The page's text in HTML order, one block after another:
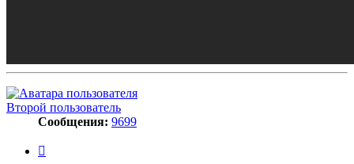
Второй пользователь
Сообщения: 9699